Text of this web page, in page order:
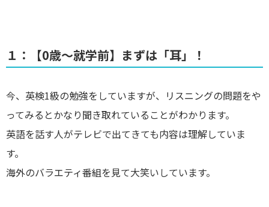
１：【0歳～就学前】まずは「耳」！
今、英検1級の勉強をしていますが、リスニングの問題をや
ってみるとかなり聞き取れていることがわかります。
英語を話す人がテレビで出てきても内容は理解していま
す。
海外のバラエティ番組を見て大笑いしています。